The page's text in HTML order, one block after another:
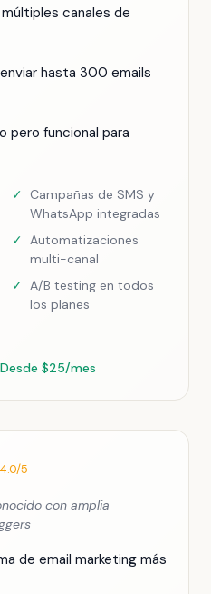
canales de
hasta 300 emails
pero funcional para
✓
Campañas de SMS y
WhatsApp integradas
✓ Automatizaciones
multi-canal
✓ A/B testing en todos
los planes
$25/mes
5
con amplia
de email marketing más